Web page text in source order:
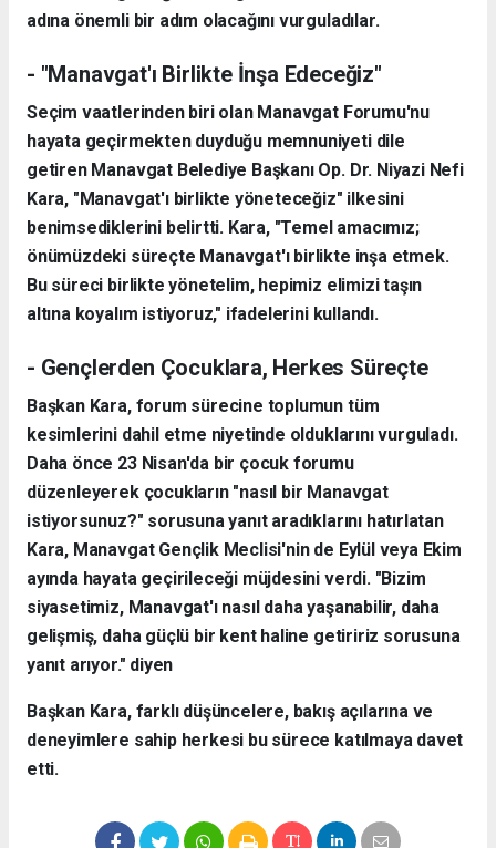
adına önemli bir adım olacağını vurguladılar.
- "Manavgat'ı Birlikte İnşa Edeceğiz"
Seçim vaatlerinden biri olan Manavgat Forumu'nu
hayata geçirmekten duyduğu memnuniyeti dile
getiren Manavgat Belediye Başkanı Op. Dr. Niyazi Nefi
Kara, "Manavgat'ı birlikte yöneteceğiz" ilkesini
benimsediklerini belirtti. Kara, "Temel amacımız;
önümüzdeki süreçte Manavgat'ı birlikte inşa etmek.
Bu süreci birlikte yönetelim, hepimiz elimizi taşın
altına koyalım istiyoruz," ifadelerini kullandı.
- Gençlerden Çocuklara, Herkes Süreçte
Başkan Kara, forum sürecine toplumun tüm
kesimlerini dahil etme niyetinde olduklarını vurguladı.
Daha önce 23 Nisan'da bir çocuk forumu
düzenleyerek çocukların "nasıl bir Manavgat
istiyorsunuz?" sorusuna yanıt aradıklarını hatırlatan
Kara, Manavgat Gençlik Meclisi'nin de Eylül veya Ekim
ayında hayata geçirileceği müjdesini verdi. "Bizim
siyasetimiz, Manavgat'ı nasıl daha yaşanabilir, daha
gelişmiş, daha güçlü bir kent haline getiririz sorusuna
yanıt arıyor." diyen
Başkan Kara, farklı düşüncelere, bakış açılarına ve
deneyimlere sahip herkesi bu sürece katılmaya davet
etti.